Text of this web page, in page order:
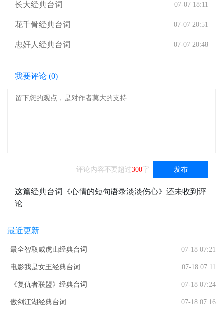
长大经典台词 07-07 18:11
花千骨经典台词 07-07 20:51
忠奸人经典台词 07-07 20:48
我要评论 (0)
发布
评论内容不要超过300字
这篇经典台词《心情的短句语录淡淡伤心》还未收到评
论
最近更新
最全智取威虎山经典台词 07-18 07:21
电影我是女王经典台词 07-18 07:11
《复仇者联盟》经典台词 07-18 07:24
傲剑江湖经典台词 07-18 07:16